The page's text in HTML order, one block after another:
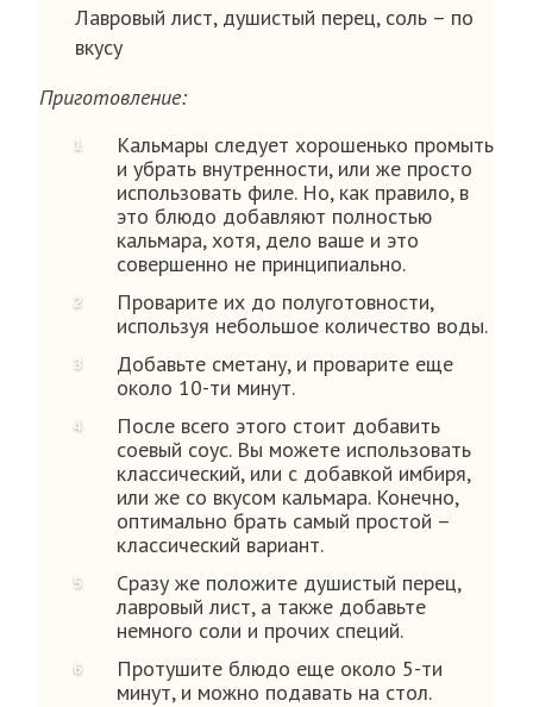
Лавровый лист, душистый перец, соль – по
вкусу
Приготовление:
Кальмары следует хорошенько промыть
и убрать внутренности, или же просто
использовать филе. Но, как правило, в
это блюдо добавляют полностью
кальмара, хотя, дело ваше и это
совершенно не принципиально.
Проварите их до полуготовности,
используя небольшое количество воды.
Добавьте сметану, и проварите еще
около 10-ти минут.
После всего этого стоит добавить
соевый соус. Вы можете использовать
классический, или с добавкой имбиря,
или же со вкусом кальмара. Конечно,
оптимально брать самый простой –
классический вариант.
Сразу же положите душистый перец,
лавровый лист, а также добавьте
немного соли и прочих специй.
Протушите блюдо еще около 5-ти
минут, и можно подавать на стол.